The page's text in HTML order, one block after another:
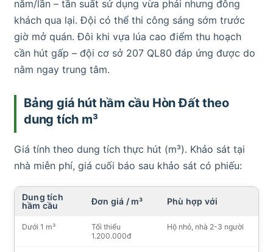
năm/lần – tần suất sử dụng vừa phải nhưng đông
khách qua lại. Đội có thể thi công sáng sớm trước
giờ mở quán. Đôi khi vựa lúa cao điểm thu hoạch
cần hút gấp – đội cơ sở 207 QL80 đáp ứng được do
nằm ngay trung tâm.
Bảng giá hút hầm cầu Hòn Đất theo
dung tích m³
Giá tính theo dung tích thực hút (m³). Khảo sát tại
nhà miễn phí, giá cuối báo sau khảo sát có phiếu:
Dung tích
hầm cầu
Đơn giá / m³ Phù hợp với
Dưới 1 m³
Tối thiểu
1.200.000đ
Hộ nhỏ, nhà 2-3 người